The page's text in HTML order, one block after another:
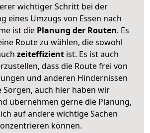
wichtiger Schritt bei der
eines Umzugs von Essen nach
ist die Planung der Routen. Es
Route zu wählen, die sowohl
zeiteffizientist. Es ist auch
dass die Route frei von
und anderen Hindernissen
Sorgen, auch hier haben wir
übernehmen gerne die Planung,
auf andere wichtige Sachen
können.